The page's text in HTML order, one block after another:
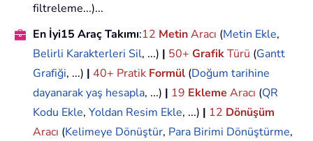
filtreleme...)...
En İyi15 Araç Takımı:12 MetinAracı (Metin Ekle,
Belirli Karakterleri Sil, ...) | 50+ GrafikTürü (Gantt
Grafiği, ...) | 40+ Pratik Formül (Doğum tarihine
dayanarak yaş hesapla, ...) | 19 Ekleme Aracı (QR
Kodu Ekle, Yoldan Resim Ekle, ...) | 12 Dönüşüm
Aracı (Kelimeye Dönüştür, Para Birimi Dönüştürme,